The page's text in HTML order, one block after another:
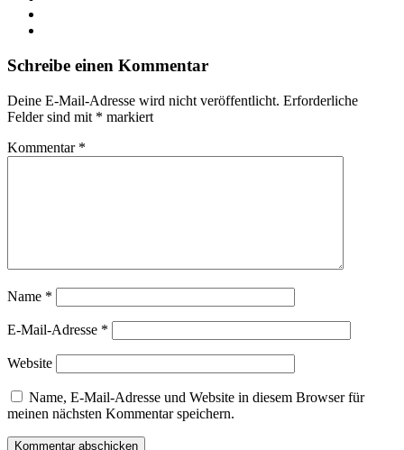
Schreibe einen Kommentar
Deine E-Mail-Adresse wird nicht veröffentlicht. Erforderliche
Felder sind mit * markiert
Kommentar *
Name *
E-Mail-Adresse *
Website
Name, E-Mail-Adresse und Website in diesem Browser für
meinen nächsten Kommentar speichern.